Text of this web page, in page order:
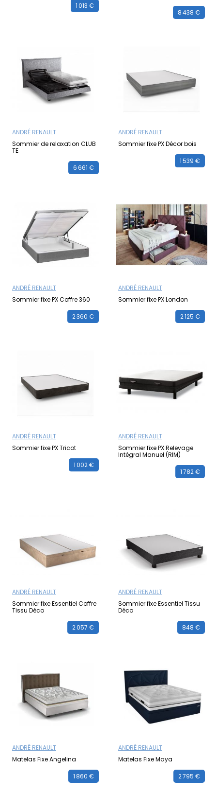
1 013 €
8 438 €
ANDRÉ RENAULT
Sommier de relaxation CLUB
TE
6 661 €
ANDRÉ RENAULT
Sommier fixe PX Décor bois
1 539 €
ANDRÉ RENAULT
Sommier fixe PX Coffre 360
2 360 €
ANDRÉ RENAULT
Sommier fixe PX London
2 125 €
ANDRÉ RENAULT
Sommier fixe PX Tricot
1 002 €
ANDRÉ RENAULT
Sommier fixe PX Relevage
Intégral Manuel (RIM)
1 782 €
ANDRÉ RENAULT
Sommier fixe Essentiel Coffre
Tissu Déco
2 057 €
ANDRÉ RENAULT
Sommier fixe Essentiel Tissu
Déco
848 €
ANDRÉ RENAULT
Matelas Fixe Angelina
1 860 €
ANDRÉ RENAULT
Matelas Fixe Maya
2 795 €